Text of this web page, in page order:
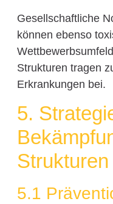
Gesellschaftliche
können ebenso
Strukturen tragen
Erkrankungen bei.
5.
Strukturen
5.1